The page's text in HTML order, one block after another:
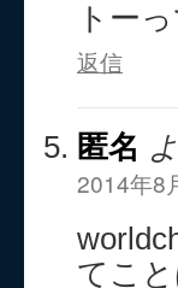
トー
返信
匿名
2014年8
てこ